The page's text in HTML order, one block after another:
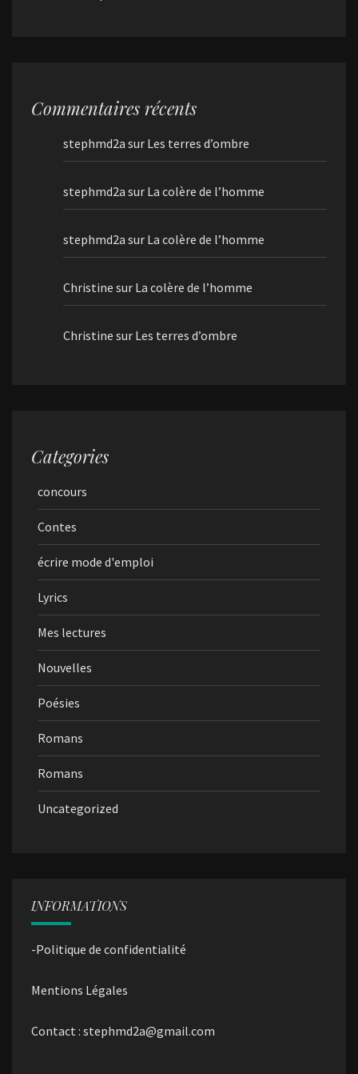
Commentaires récents
stephmd2a sur Les terres d’ombre
stephmd2a sur La colère de l’homme
stephmd2a sur La colère de l’homme
Christine sur La colère de l’homme
Christine sur Les terres d’ombre
Categories
concours
Contes
écrire mode d'emploi
Lyrics
Mes lectures
Nouvelles
Poésies
Romans
Romans
Uncategorized
INFORMATIONS
-Politique de confidentialité
Mentions Légales
Contact : stephmd2a@gmail.com